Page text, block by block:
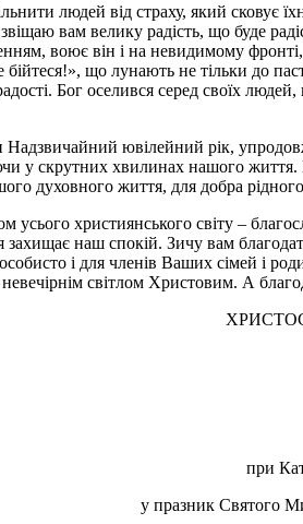
людей від страху, який сковує
вам велику радість, що буде
воює він і на невидимому фронті,
бійтеся!», що лунають не тільки до
Бог оселився серед своїх
ювілейний рік,
у скрутних хвилинах нашого життя.
духовного життя, для добра
усього християнського світу –
наш спокій. Зичу вам
і для членів Ваших сімей і
світлом Христовим. А
при
у празник Святого